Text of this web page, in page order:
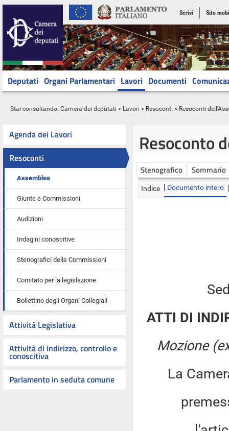
Scrivi Sito
Deputati Organi Parlamentari Lavori Documenti
Stai consultando: Camera dei deputati > Lavori > Resoconti > Resoconti
Agenda dei Lavori
Resoconti
Assemblea
Giunte e Commissioni
Audizioni
Indagini conoscitive
Stenografici delle Commissioni
Comitato per la legislazione
Bollettino degli Organi Collegiali
Attività Legislativa
Attività di indirizzo, controllo e
conoscitiva
Parlamento in seduta comune
Resoconto
Stenografico Sommario
Indice Documento intero
ATTI DI
Mozione
La